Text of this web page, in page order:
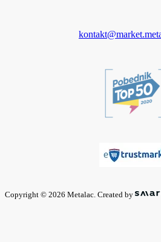
Copyright © 2026 Metalac. Created by